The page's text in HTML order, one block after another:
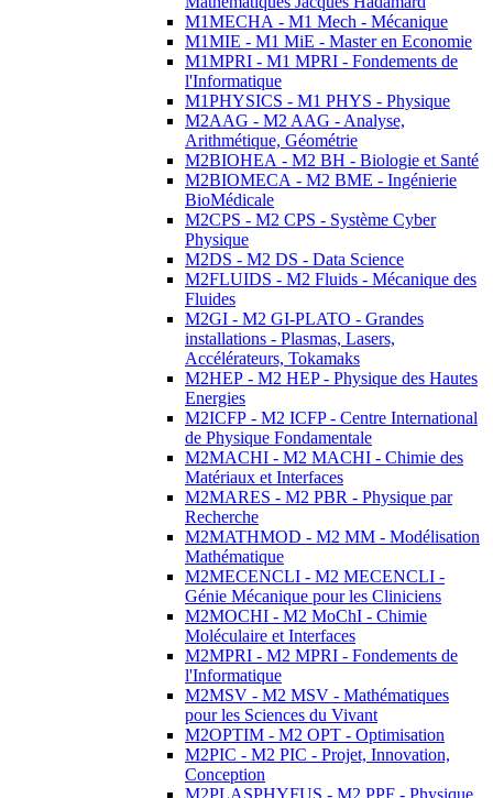
M1MECHA - M1 Mech - Mécanique
M1MIE - M1 MiE - Master en Economie
M1MPRI - M1 MPRI - Fondements de
l'Informatique
M1PHYSICS - M1 PHYS - Physique
M2AAG - M2 AAG - Analyse,
Arithmétique, Géométrie
M2BIOHEA - M2 BH - Biologie et Santé
M2BIOMECA - M2 BME - Ingénierie
BioMédicale
M2CPS - M2 CPS - Système Cyber
Physique
M2DS - M2 DS - Data Science
M2FLUIDS - M2 Fluids - Mécanique des
Fluides
M2GI - M2 GI-PLATO - Grandes
installations - Plasmas, Lasers,
Accélérateurs, Tokamaks
M2HEP - M2 HEP - Physique des Hautes
Energies
M2ICFP - M2 ICFP - Centre International
de Physique Fondamentale
M2MACHI - M2 MACHI - Chimie des
Matériaux et Interfaces
M2MARES - M2 PBR - Physique par
Recherche
M2MATHMOD - M2 MM - Modélisation
Mathématique
M2MECENCLI - M2 MECENCLI -
Génie Mécanique pour les Cliniciens
M2MOCHI - M2 MoChI - Chimie
Moléculaire et Interfaces
M2MPRI - M2 MPRI - Fondements de
l'Informatique
M2MSV - M2 MSV - Mathématiques
pour les Sciences du Vivant
M2OPTIM - M2 OPT - Optimisation
M2PIC - M2 PIC - Projet, Innovation,
Conception
M2PLASPHYFUS - M2 PPF - Physique